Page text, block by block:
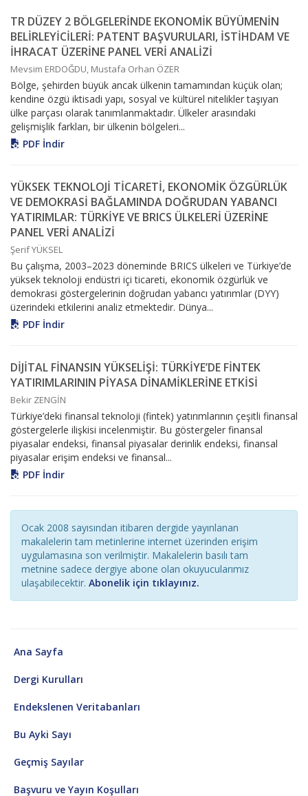
TR DÜZEY 2 BÖLGELERİNDE EKONOMİK BÜYÜMENİN
BELİRLEYİCİLERİ: PATENT BAŞVURULARI, İSTİHDAM VE
İHRACAT ÜZERİNE PANEL VERİ ANALİZİ
Mevsim ERDOĞDU, Mustafa Orhan ÖZER
Bölge, şehirden büyük ancak ülkenin tamamından küçük olan;
kendine özgü iktisadi yapı, sosyal ve kültürel nitelikler taşıyan
ülke parçası olarak tanımlanmaktadır. Ülkeler arasındaki
gelişmişlik farkları, bir ülkenin bölgeleri...
PDF İndir
YÜKSEK TEKNOLOJİ TİCARETİ, EKONOMİK ÖZGÜRLÜK
VE DEMOKRASİ BAĞLAMINDA DOĞRUDAN YABANCI
YATIRIMLAR: TÜRKİYE VE BRICS ÜLKELERİ ÜZERİNE
PANEL VERİ ANALİZİ
Şerif YÜKSEL
Bu çalışma, 2003–2023 döneminde BRICS ülkeleri ve Türkiye’de
yüksek teknoloji endüstri içi ticareti, ekonomik özgürlük ve
demokrasi göstergelerinin doğrudan yabancı yatırımlar (DYY)
üzerindeki etkilerini analiz etmektedir. Dünya...
PDF İndir
DİJİTAL FİNANSIN YÜKSELİŞİ: TÜRKİYE’DE FİNTEK
YATIRIMLARININ PİYASA DİNAMİKLERİNE ETKİSİ
Bekir ZENGİN
Türkiye’deki finansal teknoloji (fintek) yatırımlarının çeşitli finansal
göstergelerle ilişkisi incelenmiştir. Bu göstergeler finansal
piyasalar endeksi, finansal piyasalar derinlik endeksi, finansal
piyasalar erişim endeksi ve finansal...
PDF İndir
Ocak 2008 sayısından itibaren dergide yayınlanan
makalelerin tam metinlerine internet üzerinden erişim
uygulamasına son verilmiştir. Makalelerin basılı tam
metnine sadece dergiye abone olan okuyucularımız
ulaşabilecektir. Abonelik için tıklayınız.
Ana Sayfa
Dergi Kurulları
Endekslenen Veritabanları
Bu Ayki Sayı
Geçmiş Sayılar
Başvuru ve Yayın Koşulları